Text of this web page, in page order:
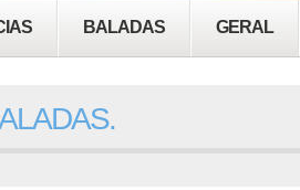
BALADAS GERAL